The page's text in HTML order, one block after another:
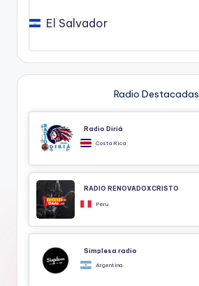
El Salvador
Radio Destacadas
Radio Diriá
Costa Rica
RADIO RENOVADOXCRISTO
Peru
Simplesa radio
Argentina